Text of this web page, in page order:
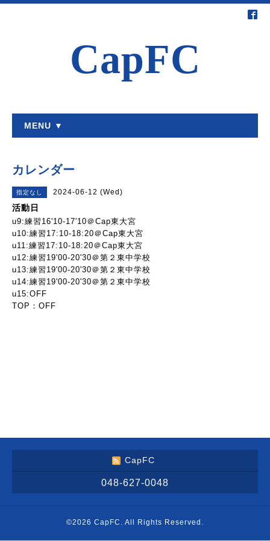
CapFC
MENU ▼
カレンダー
指定なし 2024-06-12 (Wed)
活動日
u9:練習16'10-17'10＠Cap東大宮
u10:練習17:10-18:20＠Cap東大宮
u11:練習17:10-18:20＠Cap東大宮
u12:練習19'00-20'30＠第２東中学校
u13:練習19'00-20'30＠第２東中学校
u14:練習19'00-20'30＠第２東中学校
u15:OFF
TOP：OFF
CapFC
048-627-0048
©2026 CapFC . All Rights Reserved.